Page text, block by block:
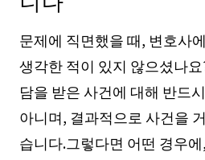
문제에 직면했을 때, 변호사
생각한 적이 있지 않으셨나
담을 받은 사건에 대해 반드
아니며, 결과적으로 사건을
습니다.그렇다면 어떤 경우